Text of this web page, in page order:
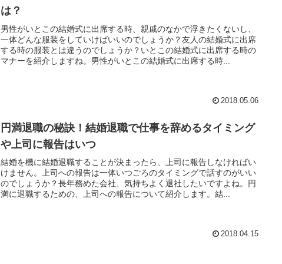
は？
男性がいとこの結婚式に出席する時、親戚のなかで浮きたくないし、
一体どんな服装をしていけばいいのでしょうか？友人の結婚式に出席
する時の服装とは違うのでしょうか？いとこの結婚式に出席する時の
マナーを紹介しますね。男性がいとこの結婚式に出席する時...
2018.05.06
円満退職の秘訣！結婚退職で仕事を辞めるタイミング
や上司に報告はいつ
結婚を機に結婚退職することが決まったら、上司に報告しなければい
けません。上司への報告は一体いつごろのタイミングで話すのがいい
のでしょうか？長年務めた会社、気持ちよく退社したいですよね。円
満に退職するための、上司への報告について紹介します。結...
2018.04.15